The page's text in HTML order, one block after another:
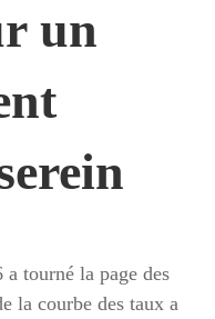
un
a tourné la page des
la courbe des taux a